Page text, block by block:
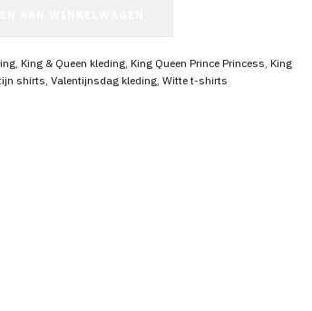
,King & Queen kleding,King Queen Prince Princess,King
shirts,Valentijnsdag kleding,Witte t-shirts